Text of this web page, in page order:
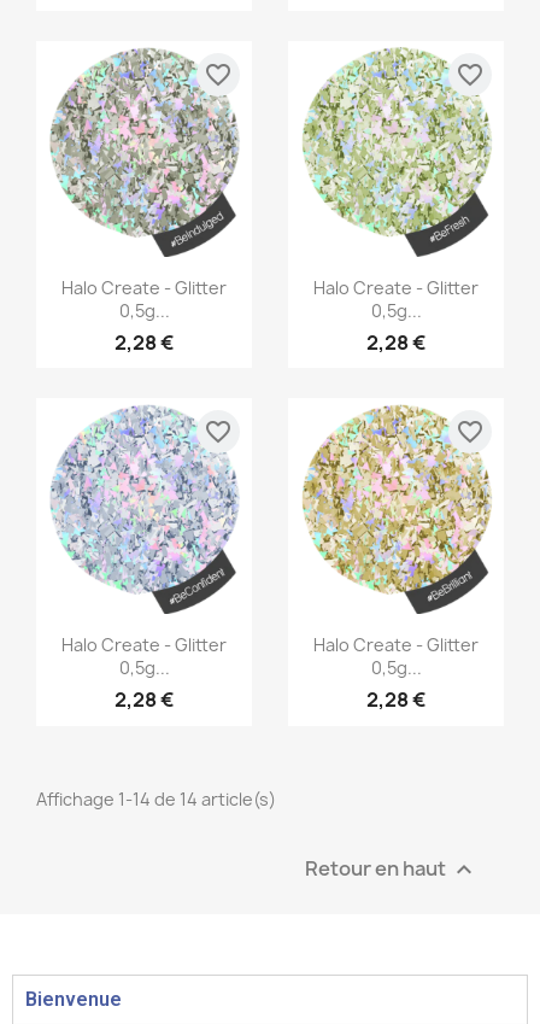
Aperçu rapide
Halo Create - Glitter
0,5g...
2,28 €
favorite_border
Aperçu rapide
Halo Create - Glitter
0,5g...
2,28 €
favorite_border
Aperçu rapide
Halo Create - Glitter
0,5g...
2,28 €
favorite_border
Aperçu rapide
Halo Create - Glitter
0,5g...
2,28 €
favorite_border
Affichage 1-14 de 14 article(s)
Retour en haut 
Bienvenue